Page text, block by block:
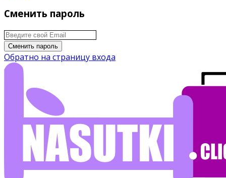
Сменить пароль
Сменить пароль
Обратно на страницу входа